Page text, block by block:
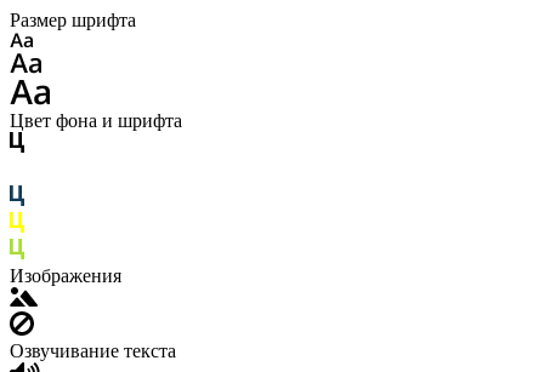
Размер шрифта
Цвет фона и шрифта
Изображения
Озвучивание текста